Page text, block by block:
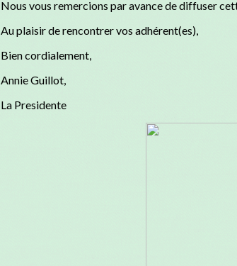
Nous vous remercions par avance de diffuser
Au plaisir de rencontrer vos adhérent(es),
Bien cordialement,
Annie Guillot,
La Presidente